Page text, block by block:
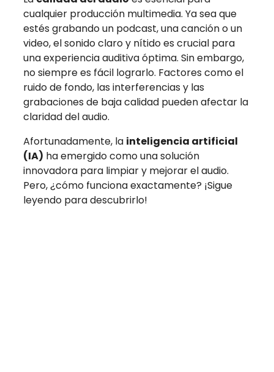
cualquier producción multimedia. Ya sea que
estés grabando un podcast, una canción o un
video, el sonido claro y nítido es crucial para
una experiencia auditiva óptima. Sin embargo,
no siempre es fácil lograrlo. Factores como el
ruido de fondo, las interferencias y las
grabaciones de baja calidad pueden afectar la
claridad del audio.
Afortunadamente, la inteligencia artificial
(IA) ha emergido como una solución
innovadora para limpiar y mejorar el audio.
Pero, ¿cómo funciona exactamente? ¡Sigue
leyendo para descubrirlo!